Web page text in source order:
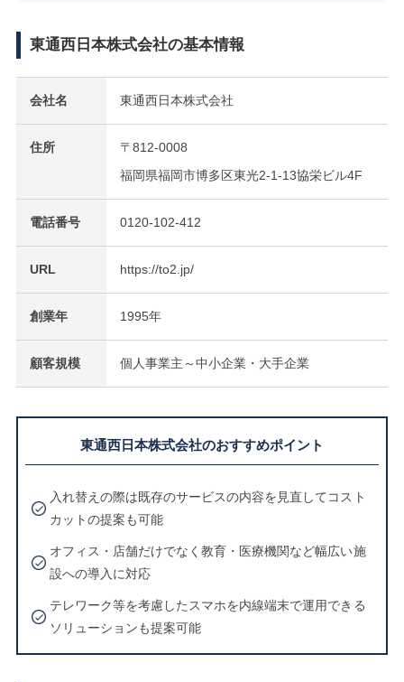
東通西日本株式会社の基本情報
会社名 東通西日本株式会社
住所
〒812-0008
福岡県福岡市博多区東光2-1-13協栄ビル4F
電話番号 0120-102-412
URL https://to2.jp/
創業年 1995年
顧客規模 個人事業主～中小企業・大手企業
東通西日本株式会社のおすすめポイント
入れ替えの際は既存のサービスの内容を見直してコスト
カットの提案も可能
オフィス・店舗だけでなく教育・医療機関など幅広い施
設への導入に対応
テレワーク等を考慮したスマホを内線端末で運用できる
ソリューションも提案可能